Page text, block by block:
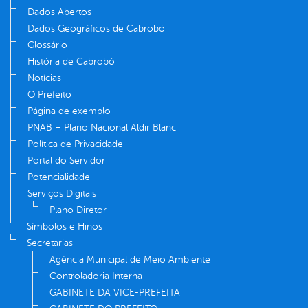
Dados Abertos
Dados Geográficos de Cabrobó
Glossário
História de Cabrobó
Notícias
O Prefeito
Página de exemplo
PNAB – Plano Nacional Aldir Blanc
Política de Privacidade
Portal do Servidor
Potencialidade
Serviços Digitais
Plano Diretor
Símbolos e Hinos
Secretarias
Agência Municipal de Meio Ambiente
Controladoria Interna
GABINETE DA VICE-PREFEITA